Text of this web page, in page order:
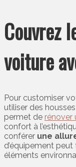
Couvrez
voiture
Pour customiser
utiliser des
permet de rénover
confort à
conférer une
d’équipement
éléments